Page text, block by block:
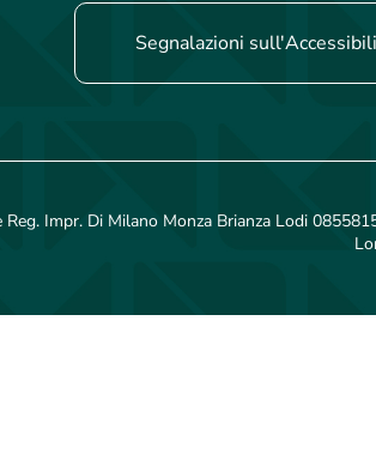
Segnalazioni
Reg. Impr. Di Milano Monza Brianza Lodi